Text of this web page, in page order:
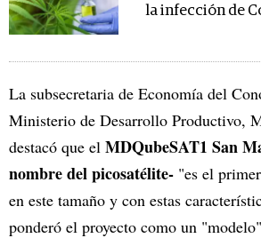
la infección de
La subsecretaria de Economía del
Ministerio de Desarrollo Productivo,
destacó que el MDQubeSAT1 San
nombre del picosatélite- "es el
en este tamaño y con estas
ponderó el proyecto como un